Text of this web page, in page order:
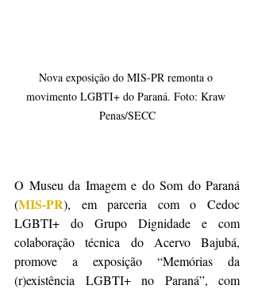
Nova exposição do MIS-PR remonta o
movimento LGBTI+ do Paraná. Foto: Kraw
Penas/SECC
O Museu da Imagem e do Som do Paraná
(MIS-PR), em parceria com o Cedoc
LGBTI+ do Grupo Dignidade e com
colaboração técnica do Acervo Bajubá,
promove a exposição “Memórias da
(r)existência LGBTI+ no Paraná”, com